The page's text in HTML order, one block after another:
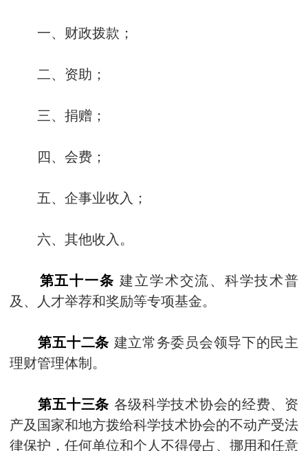
一、财政拨款；
二、资助；
三、捐赠；
四、会费；
五、企事业收入；
六、其他收入。
第五十一条建立学术交流、科学技术普
及、人才举荐和奖励等专项基金。
第五十二条 建立常务委员会领导下的民主
理财管理体制。
第五十三条 各级科学技术协会的经费、资
产及国家和地方拨给科学技术协会的不动产受法
律保护，任何单位和个人不得侵占、挪用和任意